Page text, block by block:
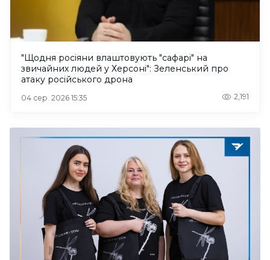
"Щодня росіяни влаштовують "сафарі" на
звичайних людей у Херсоні": Зеленський про
атаку російського дрона
04 сер. 2026 15:35 2,191